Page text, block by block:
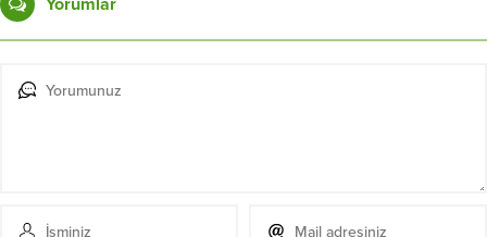
Yorumlar